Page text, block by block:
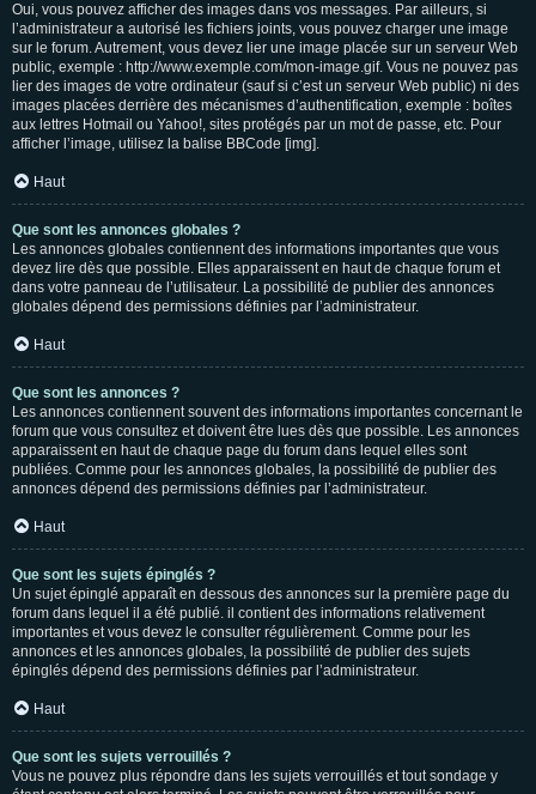
Oui, vous pouvez afficher des images dans vos messages. Par ailleurs, si
l’administrateur a autorisé les fichiers joints, vous pouvez charger une image
sur le forum. Autrement, vous devez lier une image placée sur un serveur Web
public, exemple : http://www.exemple.com/mon-image.gif. Vous ne pouvez pas
lier des images de votre ordinateur (sauf si c’est un serveur Web public) ni des
images placées derrière des mécanismes d’authentification, exemple : boîtes
aux lettres Hotmail ou Yahoo!, sites protégés par un mot de passe, etc. Pour
afficher l’image, utilisez la balise BBCode [img].
Haut
Que sont les annonces globales ?
Les annonces globales contiennent des informations importantes que vous
devez lire dès que possible. Elles apparaissent en haut de chaque forum et
dans votre panneau de l’utilisateur. La possibilité de publier des annonces
globales dépend des permissions définies par l’administrateur.
Haut
Que sont les annonces ?
Les annonces contiennent souvent des informations importantes concernant le
forum que vous consultez et doivent être lues dès que possible. Les annonces
apparaissent en haut de chaque page du forum dans lequel elles sont
publiées. Comme pour les annonces globales, la possibilité de publier des
annonces dépend des permissions définies par l’administrateur.
Haut
Que sont les sujets épinglés ?
Un sujet épinglé apparaît en dessous des annonces sur la première page du
forum dans lequel il a été publié. il contient des informations relativement
importantes et vous devez le consulter régulièrement. Comme pour les
annonces et les annonces globales, la possibilité de publier des sujets
épinglés dépend des permissions définies par l’administrateur.
Haut
Que sont les sujets verrouillés ?
Vous ne pouvez plus répondre dans les sujets verrouillés et tout sondage y